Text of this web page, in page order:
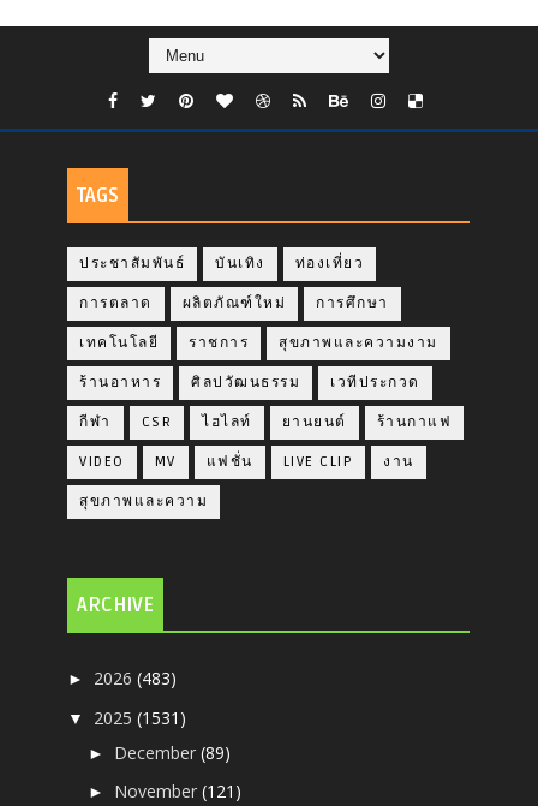
TAGS
ประชาสัมพันธ์ บันเทิง ท่องเที่ยว
การตลาด ผลิตภัณฑ์ใหม่ การศึกษา
เทคโนโลยี ราชการ สุขภาพและความงาม
ร้านอาหาร ศิลปวัฒนธรรม เวทีประกวด
กีฬา CSR ไฮไลท์ ยานยนต์ ร้านกาแฟ
VIDEO MV แฟชั่น LIVE CLIP งาน
สุขภาพและความ
ARCHIVE
► 2026(483)
▼ 2025(1531)
► December(89)
► November(121)